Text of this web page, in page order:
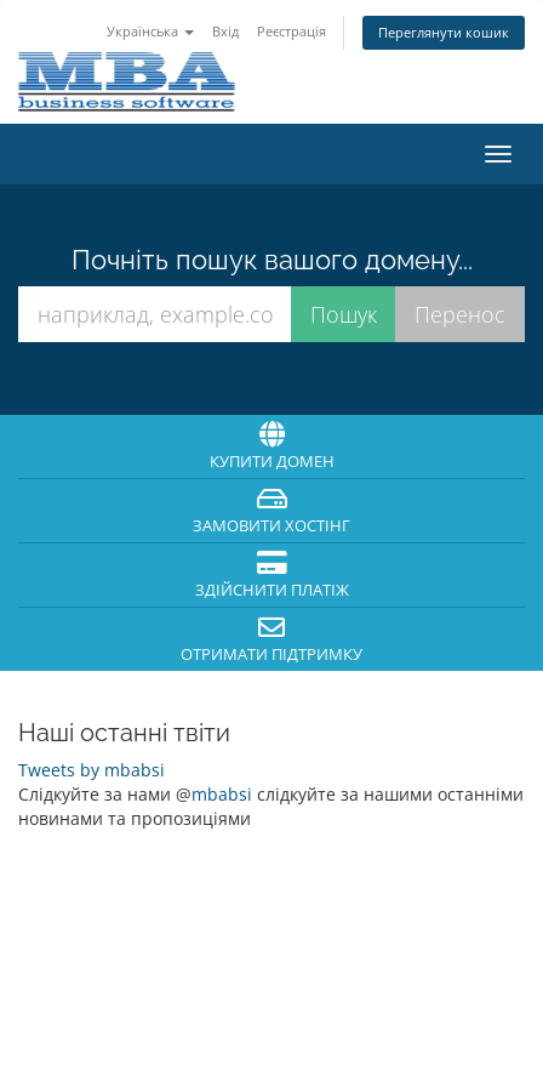
Українська Вхід Реєстрація Переглянути кошик
Почніть пошук вашого домену...
КУПИТИ ДОМЕН
ЗАМОВИТИ ХОСТІНГ
ЗДІЙСНИТИ ПЛАТІЖ
ОТРИМАТИ ПІДТРИМКУ
Наші останні твіти
Tweets by mbabsi
Слідкуйте за нами @mbabsi слідкуйте за нашими останніми
новинами та пропозиціями